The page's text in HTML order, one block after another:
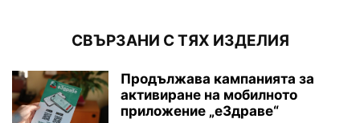
СВЪРЗАНИ С ТЯХ ИЗДЕЛИЯ
Продължава кампанията за
активиране на мобилното
приложение „еЗдраве“